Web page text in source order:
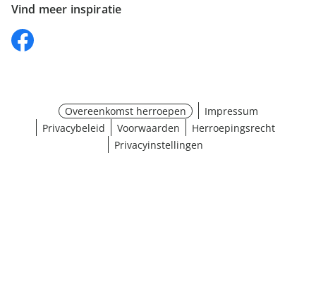
Vind meer inspiratie
Overeenkomst herroepen
Impressum
Privacybeleid
Voorwaarden
Herroepingsrecht
Privacyinstellingen